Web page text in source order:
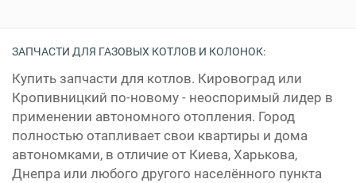
ЗАПЧАСТИ ДЛЯ ГАЗОВЫХ КОТЛОВ И КОЛОНОК:
Купить запчасти для котлов. Кировоград или
Кропивницкий по-новому - неоспоримый лидер в
применении автономного отопления. Город
полностью отапливает свои квартиры и дома
автономками, в отличие от Киева, Харькова,
Днепра или любого другого населённого пункта